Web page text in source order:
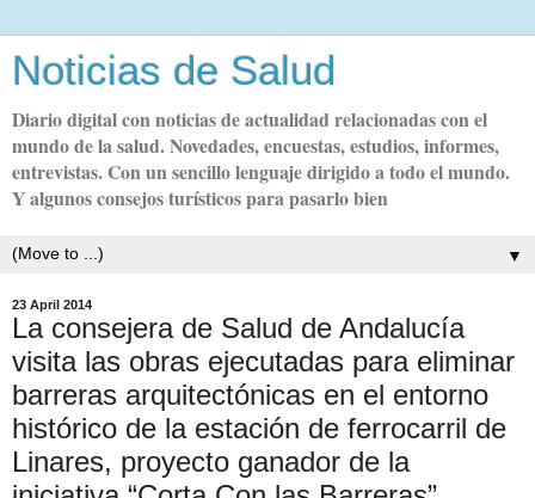
Noticias de Salud
Diario digital con noticias de actualidad relacionadas con el
mundo de la salud. Novedades, encuestas, estudios, informes,
entrevistas. Con un sencillo lenguaje dirigido a todo el mundo.
Y algunos consejos turísticos para pasarlo bien
▼
23 April 2014
La consejera de Salud de Andalucía
visita las obras ejecutadas para eliminar
barreras arquitectónicas en el entorno
histórico de la estación de ferrocarril de
Linares, proyecto ganador de la